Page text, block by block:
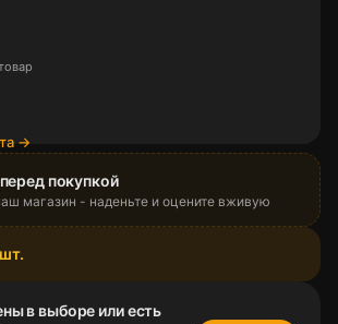
→
покупкой
магазин - наденьте и оцените вживую
в выборе или есть